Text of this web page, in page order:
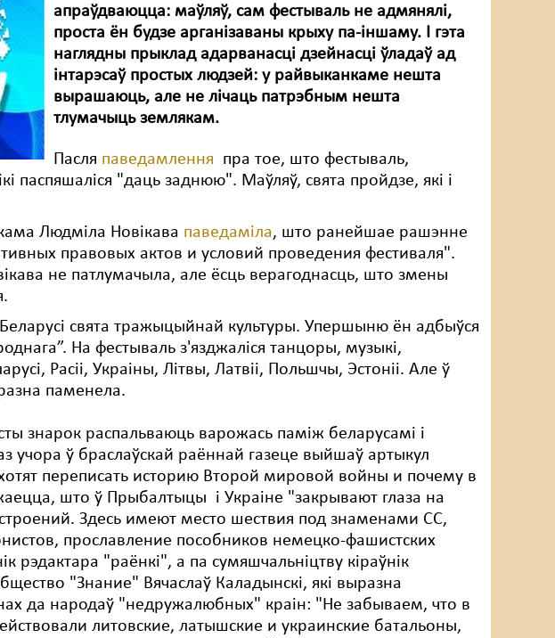
апраўдваюцца: маўляў, сам фестываль не адмянялі,
проста ён будзе арганізаваны крыху па-іншаму. І гэта
наглядны прыклад адарванасці дзейнасці ўладаў ад
інтарэсаў простых людзей: у райвыканкаме нешта
вырашаюць, але не лічаць патрэбным нешта
тлумачыць землякам.
Пасля паведамлення пра тое, што фестываль,
паспяшаліся "даць заднюю". Маўляў, свята пройдзе, які і
Людміла Новікава паведаміла, што ранейшае рашэнне
правовых актов и условий проведения фестиваля".
не патлумачыла, але ёсць верагоднасць, што змены
свята тражыцыйнай культуры. Упершыню ён адбыўся
На фестываль з'язджаліся танцоры, музыкі,
Расіі, Украіны, Літвы, Латвіі, Польшчы, Эстоніі. Але ў
паменела.
знарок распальваюць варожась паміж беларусамі і
учора ў браслаўскай раённай газеце выйшаў артыкул
переписать историю Второй мировой войны и почему в
што ў Прыбалтыцы і Украіне "закрывают глаза на
Здесь имеют место шествия под знаменами СС,
прославление пособников немецко-фашистских
рэдактара "раёнкі", а па сумяшчальніцтву кіраўнік
"Знание" Вячаслаў Каладынскі, які выразна
да народаў "недружалюбных" краін: "Не забываем, что в
литовские, латышские и украинские батальоны,